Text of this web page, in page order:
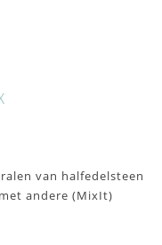
van halfedelsteen
andere (MixIt)